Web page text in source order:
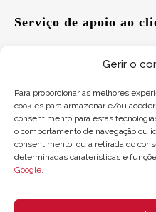
Gerir o
Para proporcionar as melhores
cookies para armazenar e/ou
consentimento para estas
o comportamento de navegação ou
consentimento, ou a retirada do
determinadas caraterísticas e
Google.
Serviço de apoio ao
Sugestões
Onde nos encontrar
Saldo do cartão-